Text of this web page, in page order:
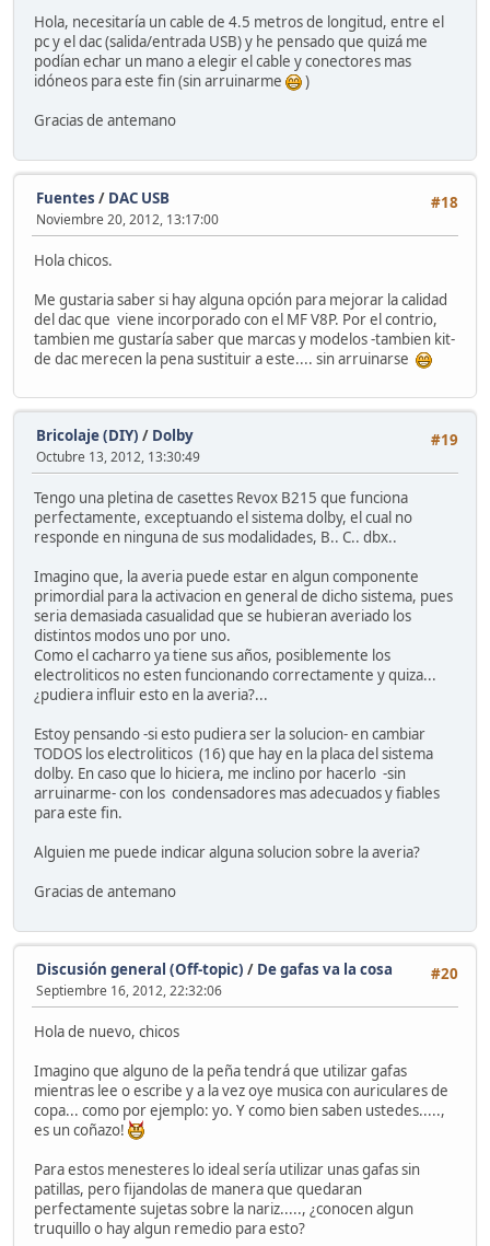
Hola, necesitaría un cable de 4.5 metros de longitud, entre el
pc y el dac (salida/entrada USB) y he pensado que quizá me
podían echar un mano a elegir el cable y conectores mas
idóneos para este fin (sin arruinarme
)
Gracias de antemano
#18
Fuentes / DAC USB
Noviembre 20, 2012, 13:17:00
Hola chicos.
Me gustaria saber si hay alguna opción para mejorar la calidad
del dac que viene incorporado con el MF V8P. Por el contrio,
tambien me gustaría saber que marcas y modelos -tambien kit-
de dac merecen la pena sustituir a este.... sin arruinarse
#19
Bricolaje (DIY) / Dolby
Octubre 13, 2012, 13:30:49
Tengo una pletina de casettes Revox B215 que funciona
perfectamente, exceptuando el sistema dolby, el cual no
responde en ninguna de sus modalidades, B.. C.. dbx..
Imagino que, la averia puede estar en algun componente
primordial para la activacion en general de dicho sistema, pues
seria demasiada casualidad que se hubieran averiado los
distintos modos uno por uno.
Como el cacharro ya tiene sus años, posiblemente los
electroliticos no esten funcionando correctamente y quiza...
¿pudiera influir esto en la averia?...
Estoy pensando -si esto pudiera ser la solucion- en cambiar
TODOS los electroliticos (16) que hay en la placa del sistema
dolby. En caso que lo hiciera, me inclino por hacerlo -sin
arruinarme- con los condensadores mas adecuados y fiables
para este fin.
Alguien me puede indicar alguna solucion sobre la averia?
Gracias de antemano
#20
Discusión general (Off-topic) / De gafas va la cosa
Septiembre 16, 2012, 22:32:06
Hola de nuevo, chicos
Imagino que alguno de la peña tendrá que utilizar gafas
mientras lee o escribe y a la vez oye musica con auriculares de
copa... como por ejemplo: yo. Y como bien saben ustedes.....,
es un coñazo!
Para estos menesteres lo ideal sería utilizar unas gafas sin
patillas, pero fijandolas de manera que quedaran
perfectamente sujetas sobre la nariz....., ¿conocen algun
truquillo o hay algun remedio para esto?